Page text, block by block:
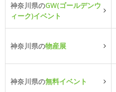
神奈川県のGW(ゴールデンウ
ィーク)イベント
神奈川県の物産展
神奈川県の無料イベント